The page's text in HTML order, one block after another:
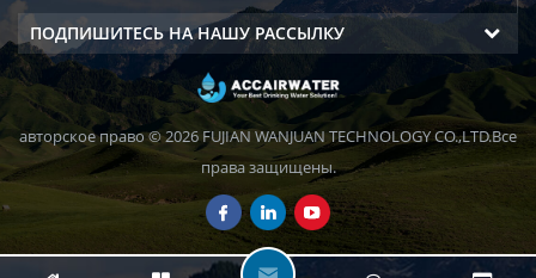
ПОДПИШИТЕСЬ НА НАШУ РАССЫЛКУ
авторское право © 2026 FUJIAN WANJUAN TECHNOLOGY CO.,LTD.Все
права защищены.